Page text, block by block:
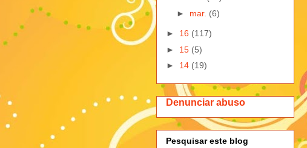
► mar. (6)
► 16 (117)
► 15 (5)
► 14 (19)
Denunciar abuso
Pesquisar este blog